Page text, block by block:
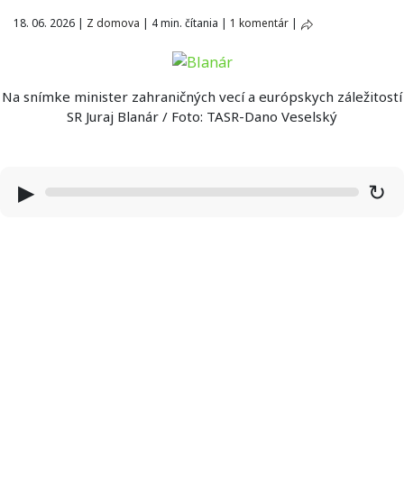
18. 06. 2026 | Z domova | 4 min. čítania | 1 komentár |
Na snímke minister zahraničných vecí a európskych záležitostí
SR Juraj Blanár / Foto: TASR-Dano Veselský
▶ ↻